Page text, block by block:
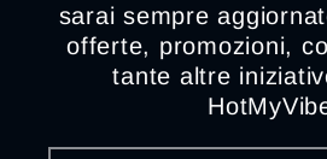
sarai sempre
offerte, promozioni,
tante altre